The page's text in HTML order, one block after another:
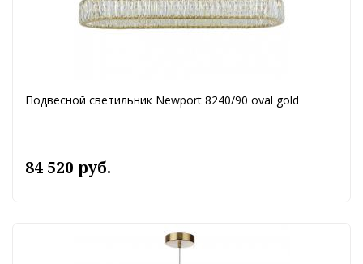
Подвесной светильник Newport 8240/90 oval gold
84 520 руб.